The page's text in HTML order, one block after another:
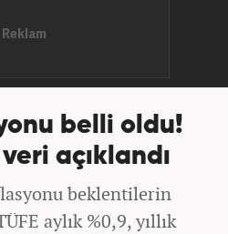
belli oldu!
açıklandı
beklentilerin
aylık %0,9, yıllık